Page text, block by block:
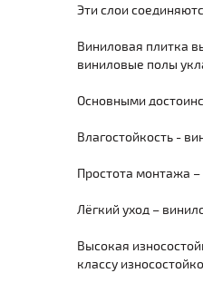
Эти слои
Виниловая плитка
виниловые полы
Основными
Влагостойкость -
Простота монтажа
Лёгкий уход –
Высокая
классу